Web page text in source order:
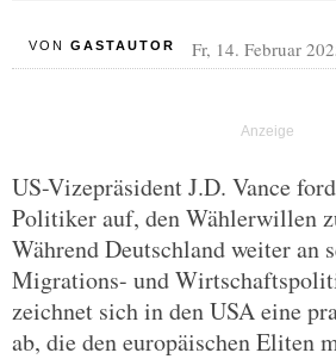
VON GASTAUTOR Fr, 14. Februar
US-Vizepräsident J.D. Vance
Politiker auf, den Wählerwillen
Während Deutschland weiter an
Migrations- und
zeichnet sich in den USA eine
ab, die den europäischen Eliten